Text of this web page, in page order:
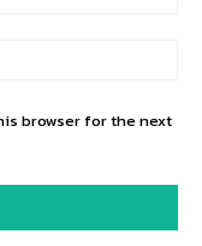
browser for the next